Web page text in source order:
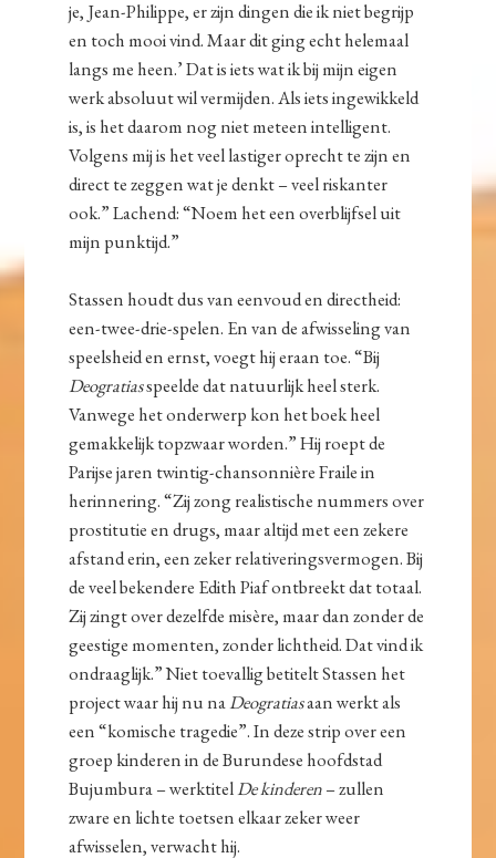
je, Jean-Philippe, er zijn dingen die ik niet begrijp
en toch mooi vind. Maar dit ging echt helemaal
langs me heen.’ Dat is iets wat ik bij mijn eigen
werk absoluut wil vermijden. Als iets ingewikkeld
is, is het daarom nog niet meteen intelligent.
Volgens mij is het veel lastiger oprecht te zijn en
direct te zeggen wat je denkt – veel riskanter
ook.” Lachend: “Noem het een overblijfsel uit
mijn punktijd.”
Stassen houdt dus van eenvoud en directheid:
een-twee-drie-spelen. En van de afwisseling van
speelsheid en ernst, voegt hij eraan toe. “Bij
Deogratiasspeelde dat natuurlijk heel sterk.
Vanwege het onderwerp kon het boek heel
gemakkelijk topzwaar worden.” Hij roept de
Parijse jaren twintig-chansonnière Fraile in
herinnering. “Zij zong realistische nummers over
prostitutie en drugs, maar altijd met een zekere
afstand erin, een zeker relativeringsvermogen. Bij
de veel bekendere Edith Piaf ontbreekt dat totaal.
Zij zingt over dezelfde misère, maar dan zonder de
geestige momenten, zonder lichtheid. Dat vind ik
ondraaglijk.” Niet toevallig betitelt Stassen het
project waar hij nu naDeogratiasaan werkt als
een “komische tragedie”. In deze strip over een
groep kinderen in de Burundese hoofdstad
Bujumbura – werktitelDe kinderen– zullen
zware en lichte toetsen elkaar zeker weer
afwisselen, verwacht hij.